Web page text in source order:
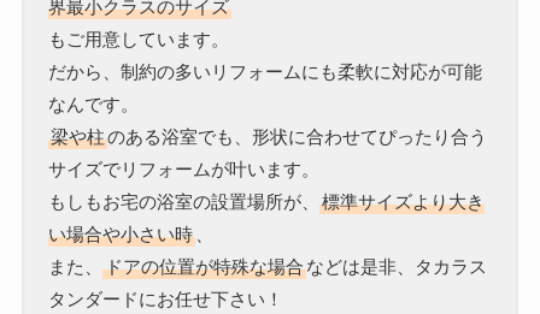
界最小クラスのサイズ
もご用意しています。
だから、制約の多いリフォームにも柔軟に対応が可能
なんです。
梁や柱のある浴室でも、形状に合わせてぴったり合う
サイズでリフォームが叶います。
もしもお宅の浴室の設置場所が、標準サイズより大き
い場合や小さい時
また、ドアの位置が特殊な場合などは是非、タカラス
タンダードにお任せ下さい！